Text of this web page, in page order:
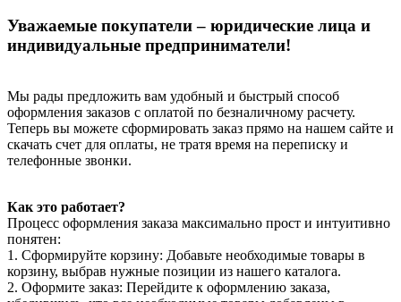
Уважаемые покупатели – юридические лица и
индивидуальные предприниматели!
Мы рады предложить вам удобный и быстрый способ
оформления заказов с оплатой по безналичному расчету.
Теперь вы можете сформировать заказ прямо на нашем сайте и
скачать счет для оплаты, не тратя время на переписку и
телефонные звонки.
Как это работает?
Процесс оформления заказа максимально прост и интуитивно
понятен:
1. Сформируйте корзину: Добавьте необходимые товары в
корзину, выбрав нужные позиции из нашего каталога.
2. Оформите заказ: Перейдите к оформлению заказа,